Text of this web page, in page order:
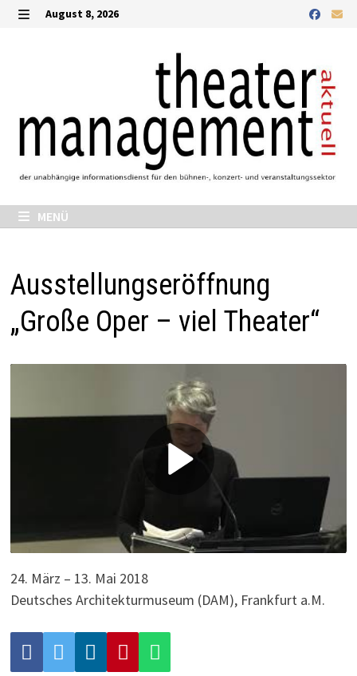
Zurück
August 8, 2026
MENÜ
Ausstellungseröffnung
„Große Oper – viel Theater“
P
a
24. März – 13. Mai 2018
Deutsches Architekturmuseum (DAM), Frankfurt a.M.